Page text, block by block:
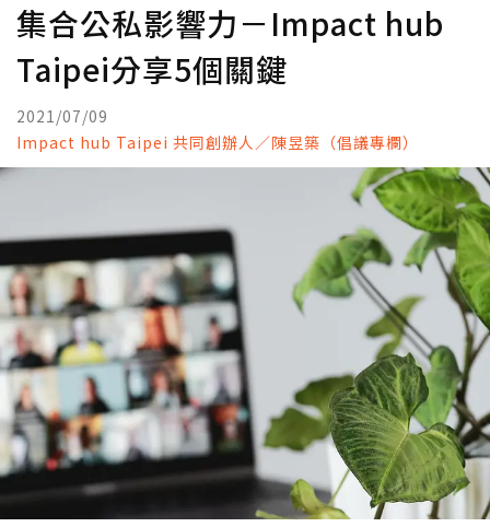
集合公私影響力－Impact hub
Taipei分享5個關鍵
2021/07/09
Impact hub Taipei 共同創辦人／陳昱築（倡議專欄）